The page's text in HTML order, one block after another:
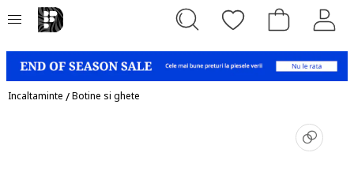
Incaltaminte /Botine si ghete